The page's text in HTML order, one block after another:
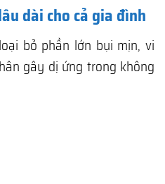
dài cho cả gia đình
bỏ phần lớn bụi mịn, vi
gây dị ứng trong không